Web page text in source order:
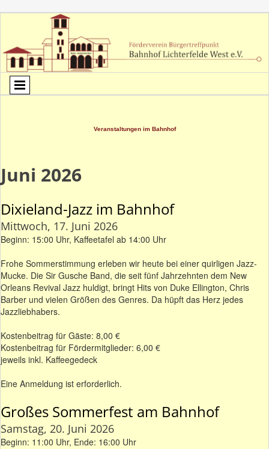
Veranstaltungen im Bahnhof
Juni 2026
Dixieland-Jazz im Bahnhof
Mittwoch, 17. Juni 2026
Beginn: 15:00 Uhr, Kaffeetafel ab 14:00 Uhr
Frohe Sommerstimmung erleben wir heute bei einer quirligen Jazz-
Mucke. Die Sir Gusche Band, die seit fünf Jahrzehnten dem New
Orleans Revival Jazz huldigt, bringt Hits von Duke Ellington, Chris
Barber und vielen Größen des Genres. Da hüpft das Herz jedes
Jazzliebhabers.
Kostenbeitrag für Gäste: 8,00 €
Kostenbeitrag für Fördermitglieder: 6,00 €
jeweils inkl. Kaffeegedeck
Eine Anmeldung ist erforderlich.
Großes Sommerfest am Bahnhof
Samstag, 20. Juni 2026
Beginn: 11:00 Uhr, Ende: 16:00 Uhr